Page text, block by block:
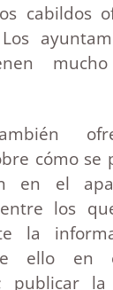
cabildos
cómo se
en el
los
la
ello en
publicar